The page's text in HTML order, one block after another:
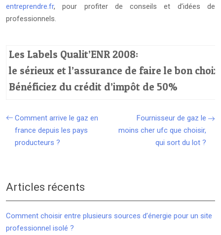
entreprendre.fr, pour profiter de conseils et d’idées de
professionnels.
Les Labels Qualit’ENR 2008:
le sérieux et l’assurance de faire le bon choix
Bénéficiez du crédit d’impôt de 50%
Comment arrive le gaz en
france depuis les pays
producteurs ?
Fournisseur de gaz le
moins cher ufc que choisir,
qui sort du lot ?
Articles récents
Comment choisir entre plusieurs sources d’énergie pour un site
professionnel isolé ?